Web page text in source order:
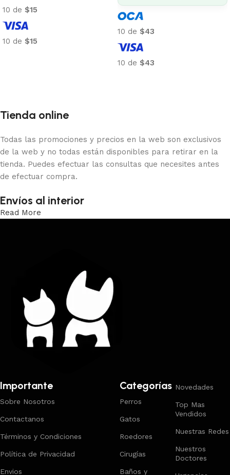
10 de $15
10 de $15
10 de $43
10 de $43
Tienda online
Todas las promociones y precios en la web son exclusivos
de la web y no todas están disponibles para retirar en la
tienda. Puedes efectuar las consultas que necesites antes
de efectuar compra.
Envíos al interior
Read More
Importante
Sobre Nosotros
Contactanos
Términos y Condiciones
Política de Privacidad
Envios
Categorías
Perros
Gatos
Roedores
Cirugías
Baños y
Novedades
Top Mas
Vendidos
Nuestras Redes
Nuestros
Doctores